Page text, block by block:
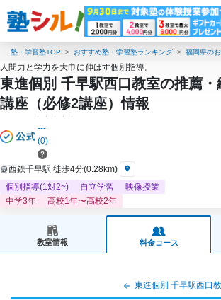
塾・学習塾TOP おすすめ塾・学習塾ランキング 福岡県の
人間力と学力を大巾に伸ばす個別指導。
東進個別 千早駅西口教室の推薦
講座（必修2講座）情報
---
(0)
西鉄千早駅 徒歩4分(0.28km)
個別指導(1対2~)
自立学習
映像授業
中学3年
高校1年〜高校2年
教室情報 料金コース
東進個別 千早駅西口